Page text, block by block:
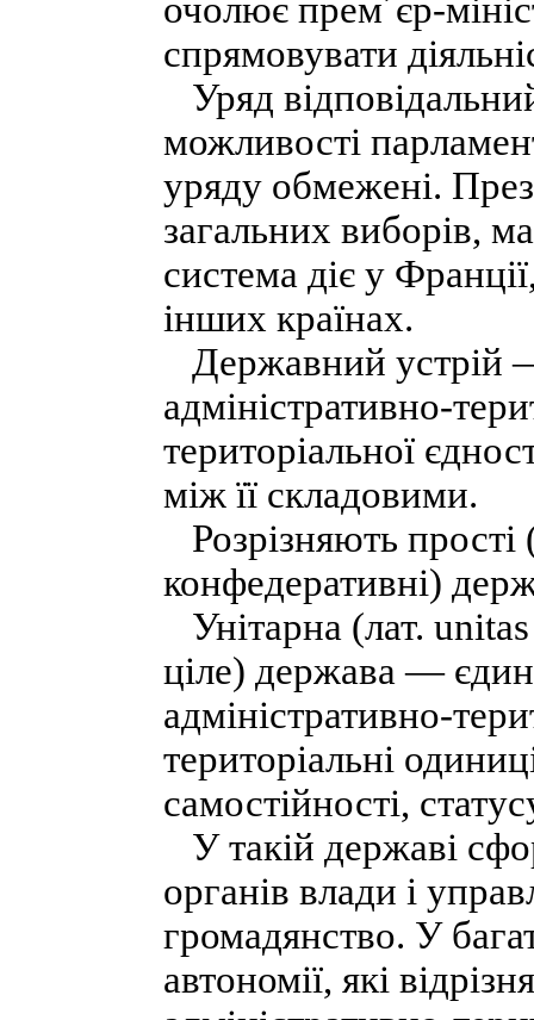
очолює прем´єр-
спрямовувати
Уряд
можливості
уряду обмежені.
загальних виборів,
система діє у
інших країнах.
Державний устрій —
адміністративно-
територіальної
між її складовими.
Розрізняють прості
конфедеративні)
Унітарна (лат.
ціле) держава —
адміністративно-
територіальні
самостійності,
У такій державі
органів влади і
громадянство. У
автономії, які